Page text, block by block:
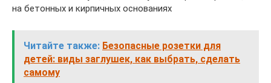
на бетонных и кирпичных основаниях
Читайте также: Безопасные розетки для
детей: виды заглушек, как выбрать, сделать
самому